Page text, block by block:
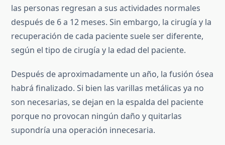
las personas regresan a sus actividades normales
después de 6 a 12 meses. Sin embargo, la cirugía y la
recuperación de cada paciente suele ser diferente,
según el tipo de cirugía y la edad del paciente.
Después de aproximadamente un año, la fusión ósea
habrá finalizado. Si bien las varillas metálicas ya no
son necesarias, se dejan en la espalda del paciente
porque no provocan ningún daño y quitarlas
supondría una operación innecesaria.